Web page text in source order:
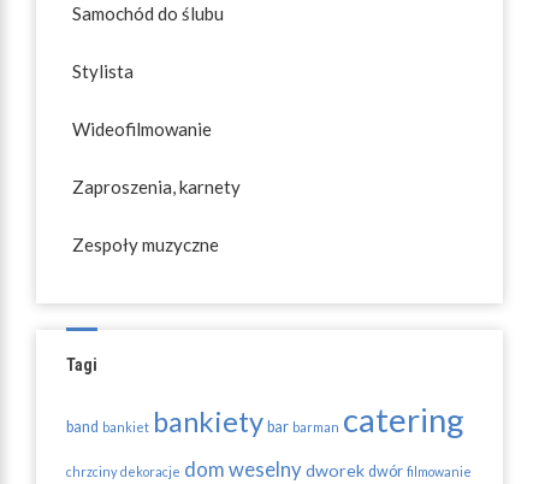
Samochód do ślubu
Stylista
Wideofilmowanie
Zaproszenia, karnety
Zespoły muzyczne
Tagi
band bankiet bankiety bar barman catering
chrzciny dekoracje dom weselnydworek dwór filmowanie